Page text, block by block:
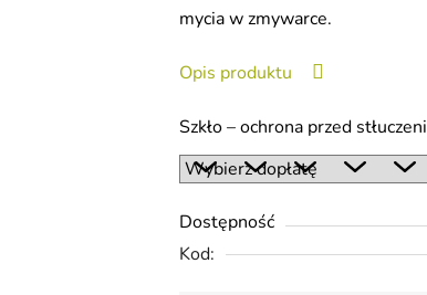
na
gwiazdek.
mycia w zmywarce.
Opis produktu
Szkło – ochrona przed
Dostępność
Kod: